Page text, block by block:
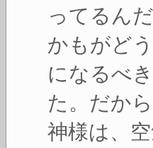
ってるん
かもがど
になるべ
た。だか
神様は、